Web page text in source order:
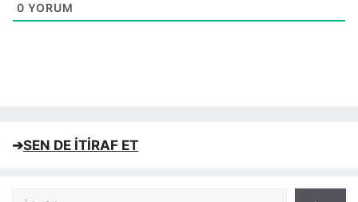
0 YORUM
➔SEN DE İTİRAF ET
Ara